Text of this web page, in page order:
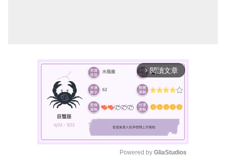
arrow_forward_ios 閱讀文章
Powered by GliaStudios